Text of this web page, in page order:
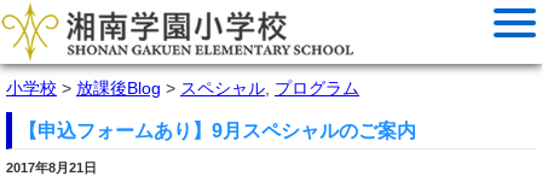
小学校 > 放課後Blog > スペシャル プログラム
【申込フォームあり】9月スペシャルのご案内
2017年8月21日